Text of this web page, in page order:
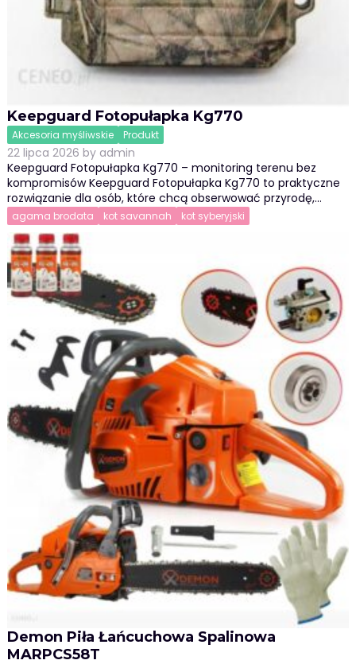
Keepguard Fotopułapka Kg770
Akcesoria myśliwskie Produkt
22 lipca 2026 by admin
Keepguard Fotopułapka Kg770 – monitoring terenu bez
kompromisów Keepguard Fotopułapka Kg770 to praktyczne
rozwiązanie dla osób, które chcą obserwować przyrodę,…
agama brodata kot savannah kot syberyjski
Demon Piła Łańcuchowa Spalinowa
MARPCS58T